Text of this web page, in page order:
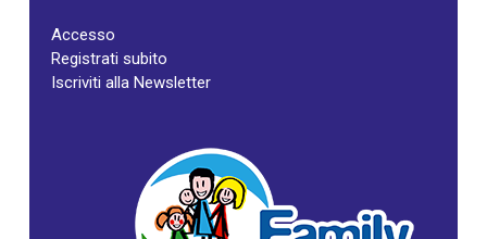
Accesso
Registrati subito
Iscriviti alla Newsletter